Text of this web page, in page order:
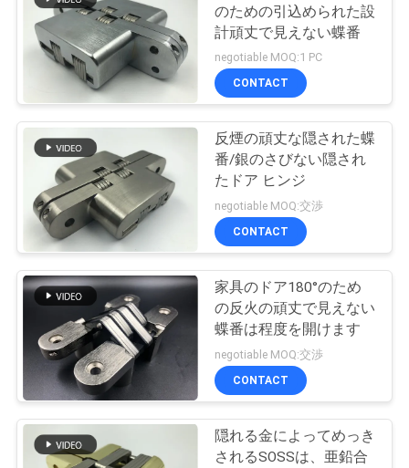
場
図
PRIVACY
POLICY
隠されたドア ヒン
ジ
連続的なピアノ蝶番
16
のための引込められた設
計頑丈で見えない蝶番
negotiable MOQ:1 PC
CONTACT
反煙の頑丈な隠された蝶
番/銀のさびない隠され
たドア ヒンジ
negotiable MOQ:交渉
CONTACT
家具のドア180°のため
の反火の頑丈で見えない
蝶番は程度を開けます
negotiable MOQ:交渉
CONTACT
隠れる金によってめっき
されるSOSSは、亜鉛合